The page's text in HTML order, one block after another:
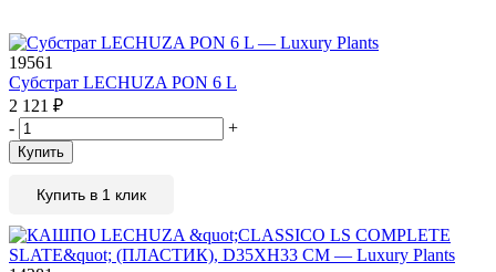
19561
Субстрат LECHUZA PON 6 L
2 121 ₽
-
+
Купить
Купить в 1 клик